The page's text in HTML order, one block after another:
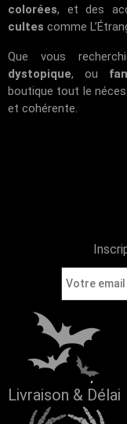
colorées, et des
cultes comme
Que vous
dystopique, ou
boutique tout le
et cohérente.
Livraison & Délai